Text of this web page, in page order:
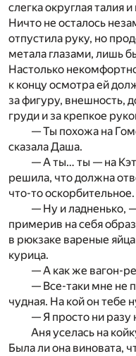
слегка округлая талия
Ничто не осталось
отпустила руку, но
метала глазами, лишь
Настолько
к концу осмотра ей
за фигуру, внешность,
груди и за крепкое
— Ты похожа на
сказала Даша.
— А ты… ты — на
решила, что должна
что-то оскорбительное.
— Ну и ладненько,
примерив на себя
в рюкзаке вареные
курица.
— А как же вагон-
— Все-таки мне не
чудная. На кой он тебе
— Я просто ни разу
Аня уселась на
Была ли она виновата,